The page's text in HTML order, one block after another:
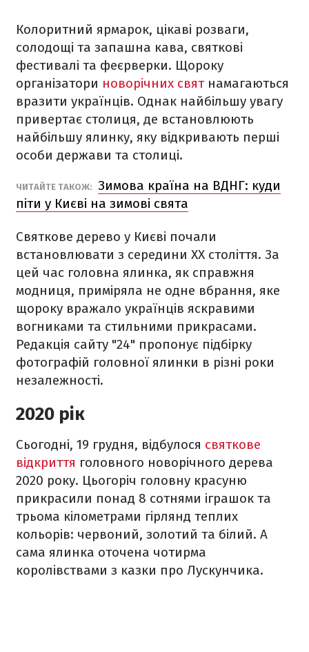
Колоритний ярмарок, цікаві розваги,
солодощі та запашна кава, святкові
фестивалі та феєрверки. Щороку
організатори новорічних святнамагаються
вразити українців. Однак найбільшу увагу
привертає столиця, де встановлюють
найбільшу ялинку, яку відкривають перші
особи держави та столиці.
ЧИТАЙТЕ ТАКОЖ: Зимова країна на ВДНГ: куди
піти у Києві на зимові свята
Святкове дерево у Києві почали
встановлювати з середини ХХ століття. За
цей час головна ялинка, як справжня
модниця, приміряла не одне вбрання, яке
щороку вражало українців яскравими
вогниками та стильними прикрасами.
Редакція сайту "24" пропонує підбірку
фотографій головної ялинки в різні роки
незалежності.
2020 рік
Сьогодні, 19 грудня, відбулося святкове
відкриття головного новорічного дерева
2020 року. Цьогоріч головну красуню
прикрасили понад 8 сотнями іграшок та
трьома кілометрами гірлянд теплих
кольорів: червоний, золотий та білий. А
сама ялинка оточена чотирма
королівствами з казки про Лускунчика.